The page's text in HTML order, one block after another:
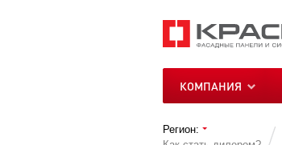
КОМПАНИЯ
Регион: